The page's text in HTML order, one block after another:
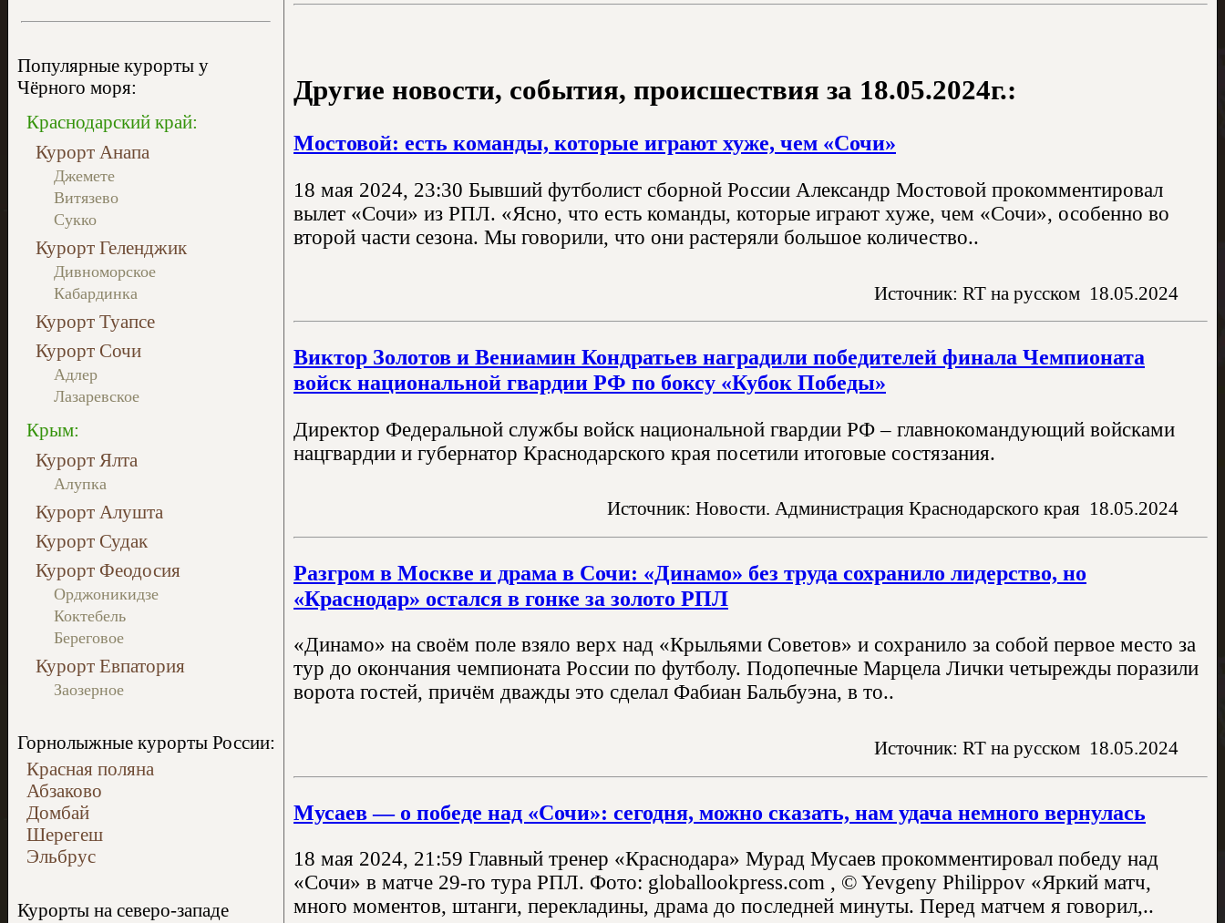
Популярные курорты у
Чёрного моря:
Краснодарский край:
Курорт Анапа
Джемете
Витязево
Сукко
Курорт Геленджик
Дивноморское
Кабардинка
Курорт Туапсе
Курорт Сочи
Адлер
Лазаревское
Крым:
Курорт Ялта
Алупка
Курорт Алушта
Курорт Судак
Курорт Феодосия
Орджоникидзе
Коктебель
Береговое
Курорт Евпатория
Заозерное
Горнолыжные курорты России:
Красная поляна
Абзаково
Домбай
Шерегеш
Эльбрус
Курорты на северо-западе
Другие новости, события, происшествия за 18.05.2024г.:
Мостовой: есть команды, которые играют хуже, чем «Сочи»
18 мая 2024, 23:30 Бывший футболист сборной России Александр Мостовой прокомментировал
вылет «Сочи» из РПЛ. «Ясно, что есть команды, которые играют хуже, чем «Сочи», особенно во
второй части сезона. Мы говорили, что они растеряли большое количество..
Источник: RT на русском 18.05.2024
Виктор Золотов и Вениамин Кондратьев наградили победителей финала Чемпионата
войск национальной гвардии РФ по боксу «Кубок Победы»
Директор Федеральной службы войск национальной гвардии РФ – главнокомандующий войсками
нацгвардии и губернатор Краснодарского края посетили итоговые состязания.
Источник: Новости. Администрация Краснодарского края 18.05.2024
Разгром в Москве и драма в Сочи: «Динамо» без труда сохранило лидерство, но
«Краснодар» остался в гонке за золото РПЛ
«Динамо» на своём поле взяло верх над «Крыльями Советов» и сохранило за собой первое место за
тур до окончания чемпионата России по футболу. Подопечные Марцела Лички четырежды поразили
ворота гостей, причём дважды это сделал Фабиан Бальбуэна, в то..
Источник: RT на русском 18.05.2024
Мусаев — о победе над «Сочи»: сегодня, можно сказать, нам удача немного вернулась
18 мая 2024, 21:59 Главный тренер «Краснодара» Мурад Мусаев прокомментировал победу над
«Сочи» в матче 29-го тура РПЛ. Фото: globallookpress.com , © Yevgeny Philippov «Яркий матч,
много моментов, штанги, перекладины, драма до последней минуты. Перед матчем я говорил,..